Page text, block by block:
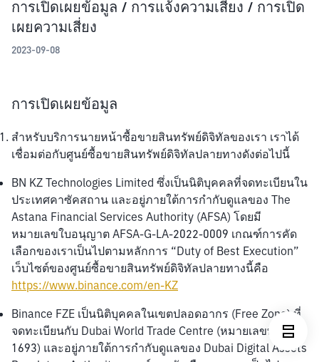
การเปิดเผยข้อมูล / การแจ้งความเสี่ยง / การเปิด
เผยความเสี่ยง
2023-09-08
การเปิดเผยข้อมูล
สำหรับบริการนายหน้าซื้อขายสินทรัพย์ดิจิทัลของเรา เราได้
เชื่อมต่อกับศูนย์ซื้อขายสินทรัพย์ดิจิทัลปลายทางดังต่อไปนี้
BN KZ Technologies Limited ซึ่งเป็นนิติบุคคลที่จดทะเบียนใน
ประเทศคาซัคสถาน และอยู่ภายใต้การกำกับดูแลของ The
Astana Financial Services Authority (AFSA) โดยมี
หมายเลขใบอนุญาต AFSA-G-LA-2022-0009 เกณฑ์การคัด
เลือกของเราเป็นไปตามหลักการ “Duty of Best Execution”
https://www.binance.com/en-KZ
Binance FZE เป็นนิติบุคคลในเขตปลอดอากร (Free Zone) ที่
จดทะเบียนกับ Dubai World Trade Centre (หมายเลขทะเบียน
1693) และอยู่ภายใต้การกำกับดูแลของ Dubai Digital Assets